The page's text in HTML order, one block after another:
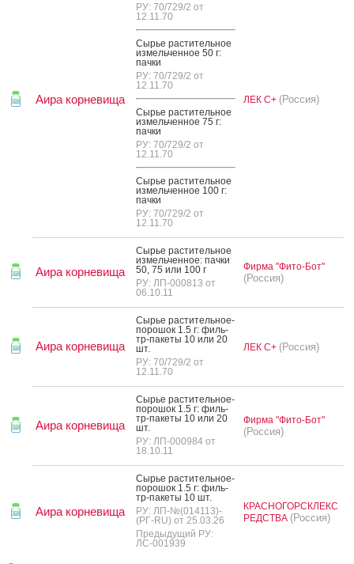
Аира корневища
РУ: 70/729/2 от
12.11.70
Сырье рас­ти­тель­ное
из­мель­чен­ное 50 г:
пач­ки
РУ: 70/729/2 от
12.11.70
Сырье рас­ти­тель­ное
из­мель­чен­ное 75 г:
пач­ки
РУ: 70/729/2 от
12.11.70
Сырье рас­ти­тель­ное
из­мель­чен­ное 100 г:
пач­ки
РУ: 70/729/2 от
12.11.70
ЛЕК С+ (Россия)
Аира корневища
Сырье рас­ти­тель­ное
из­мель­чен­ное: пач­ки
50, 75 или 100 г
РУ: ЛП-000813 от
06.10.11
Фирма "Фито-Бот"
(Россия)
Аира корневища
Сырье рас­ти­тель­ное-
по­рошок 1.5 г: филь­
тр-па­кеты 10 или 20
шт.
РУ: 70/729/2 от
12.11.70
ЛЕК С+ (Россия)
Аира корневища
Сырье рас­ти­тель­ное-
по­рошок 1.5 г: филь­
тр-па­кеты 10 или 20
шт.
РУ: ЛП-000984 от
18.10.11
Фирма "Фито-Бот"
(Россия)
Аира корневища
Сырье рас­ти­тель­ное-
по­рошок 1.5 г: филь­
тр-па­кеты 10 шт.
РУ: ЛП-№(014113)-
(РГ-RU) от 25.03.26
Предыдущий РУ:
ЛС-001939
КРАСНОГОРСКЛЕКС
РЕДСТВА (Россия)